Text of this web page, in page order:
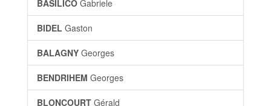
BASILICO Gabriele
BIDEL Gaston
BALAGNY Georges
BENDRIHEM Georges
BLONCOURT Gérald